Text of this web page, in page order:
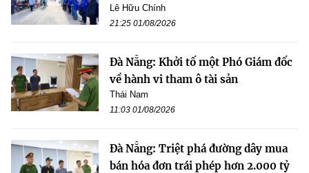
Lê Hữu Chính
21:25 01/08/2026
Đà Nẵng: Khởi tố một Phó Giám đốc
về hành vi tham ô tài sản
Thái Nam
11:03 01/08/2026
Đà Nẵng: Triệt phá đường dây mua
bán hóa đơn trái phép hơn 2.000 tỷ